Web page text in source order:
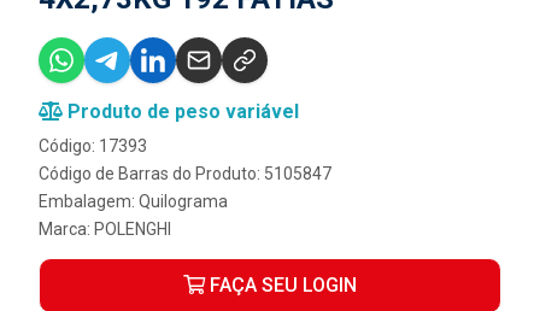
Produto de peso variável
Código: 17393
Código de Barras do Produto: 5105847
Embalagem: Quilograma
Marca: POLENGHI
FAÇA SEU LOGIN